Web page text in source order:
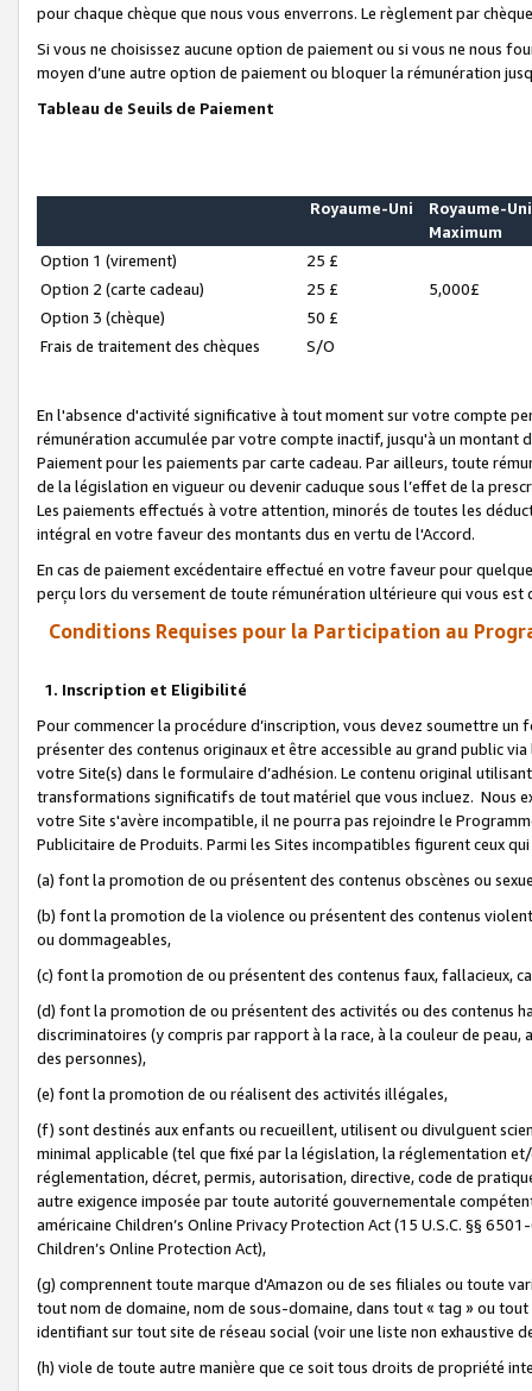
pour chaque chèque que nous vous enverrons. Le règlement par
Si vous ne choisissez aucune option de paiement ou si vous ne nous
moyen d’une autre option de paiement ou bloquer la rémunération
Tableau de Seuils de Paiement
Royaume-Uni
Royaume-Uni
Maximum
Option 1 (virement)
25 £
Option 2 (carte cadeau)
25 £
5,000£
Option 3 (chèque)
50 £
Frais de traitement des chèques
S/O
En l'absence d'activité significative à tout moment sur votre compte
rémunération accumulée par votre compte inactif, jusqu'à un montant
Paiement pour les paiements par carte cadeau. Par ailleurs, toute
de la législation en vigueur ou devenir caduque sous l’effet de la
Les paiements effectués à votre attention, minorés de toutes les
intégral en votre faveur des montants dus en vertu de l'Accord.
En cas de paiement excédentaire effectué en votre faveur pour
perçu lors du versement de toute rémunération ultérieure qui vous est
Conditions Requises pour la Participation au
1. Inscription et Eligibilité
Pour commencer la procédure d’inscription, vous devez soumettre
présenter des contenus originaux et être accessible au grand public
votre Site(s) dans le formulaire d’adhésion. Le contenu original
transformations significatifs de tout matériel que vous incluez. Nous
votre Site s'avère incompatible, il ne pourra pas rejoindre le
Publicitaire de Produits. Parmi les Sites incompatibles figurent ceux
(a) font la promotion de ou présentent des contenus obscènes ou
(b) font la promotion de la violence ou présentent des contenus
ou dommageables,
(c) font la promotion de ou présentent des contenus faux, fallacieux,
(d) font la promotion de ou présentent des activités ou des contenus
discriminatoires (y compris par rapport à la race, à la couleur de
des personnes),
(e) font la promotion de ou réalisent des activités illégales,
(f) sont destinés aux enfants ou recueillent, utilisent ou divulguent
minimal applicable (tel que fixé par la législation, la réglementation
réglementation, décret, permis, autorisation, directive, code de
autre exigence imposée par toute autorité gouvernementale
américaine Children’s Online Privacy Protection Act (15 U.S.C. §§
Children’s Online Protection Act),
(g) comprennent toute marque d'Amazon ou de ses filiales ou toute
tout nom de domaine, nom de sous-domaine, dans tout « tag » ou
identifiant sur tout site de réseau social (voir une liste non exhaustive
(h) viole de toute autre manière que ce soit tous droits de propriété